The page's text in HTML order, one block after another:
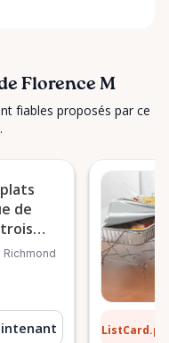
Florence M
fiables proposés par ce
de
Richmond
0,64 $